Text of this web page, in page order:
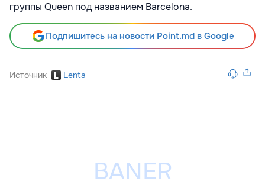
группы Queen под названием Barcelona.
Подпишитесь на новости Point.md в Google
Источник Lenta